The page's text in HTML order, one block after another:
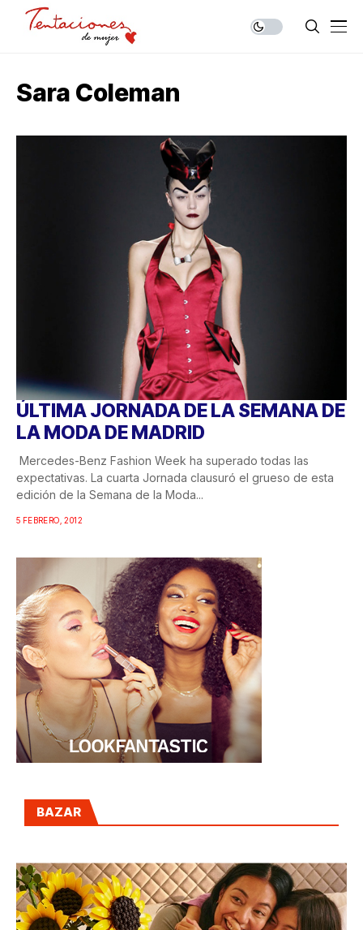
Sara Coleman
ÚLTIMA JORNADA DE LA SEMANA DE
LA MODA DE MADRID
Mercedes-Benz Fashion Week ha superado todas las
expectativas. La cuarta Jornada clausuró el grueso de esta
edición de la Semana de la Moda...
5 FEBRERO, 2012
BAZAR